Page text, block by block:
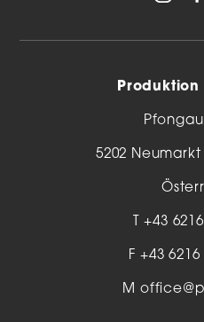
Produktion
Pfongau
5202
T+43
F +43
M